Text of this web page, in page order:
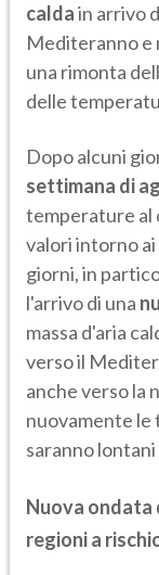
caldain arrivo
Mediteranno e
una rimonta
delle
Dopo alcuni
settimana di
temperature al
valori intorno ai
giorni, in
l'arrivo di una
massa d'aria
verso il
anche verso la
nuovamente le
saranno
Nuova ondata
regioni a